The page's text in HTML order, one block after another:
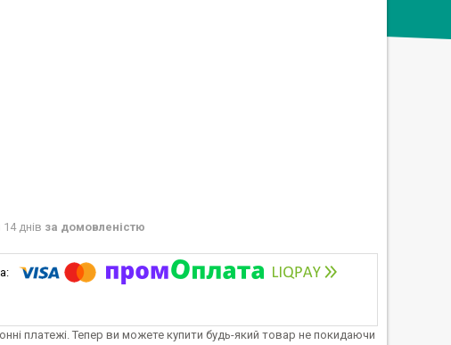
днів за домовленістю
платежі. Тепер ви можете купити будь-який товар не покидаючи